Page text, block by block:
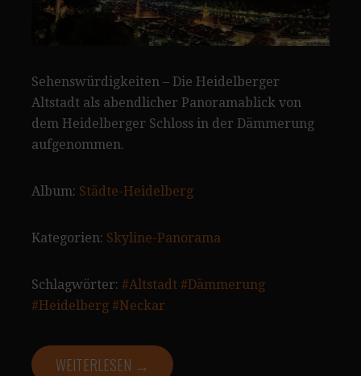
Sehenswürdigkeiten – Die Heidelberger
Altstadt als abendlicher Panoramablick von
dem Heidelberger Schloss in der Dämmerung
aufgenommen.
Album: Städte-Heidelberg
Kategorien: Skyline-Panorama
Schlagwörter: #Altstadt #Dämmerung
#Heidelberg #Neckar
WEITERLESEN →